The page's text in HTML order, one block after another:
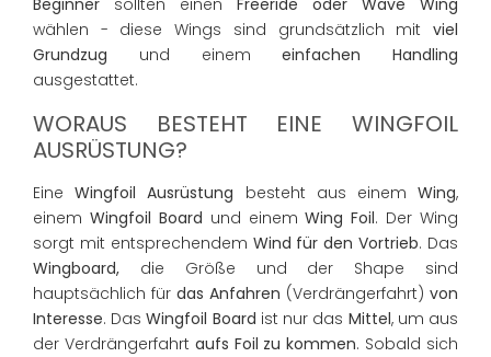
Beginner sollten einen Freeride oder Wave Wing
wählen - diese Wings sind grundsätzlich mit viel
Grundzug und einemeinfachen Handling
ausgestattet.
WORAUS BESTEHT EINE WINGFOIL
AUSRÜSTUNG?
EineWingfoil Ausrüstung besteht aus einemWing,
einem Wingfoil Board und einemWing Foil. Der Wing
sorgt mit entsprechendem Wind für den Vortrieb. Das
Wingboard, die Größe und der Shape sind
hauptsächlich für das Anfahren (Verdrängerfahrt) von
Interesse. DasWingfoil Board ist nur das Mittel, um aus
der Verdrängerfahrt aufs Foil zu kommen. Sobald sich